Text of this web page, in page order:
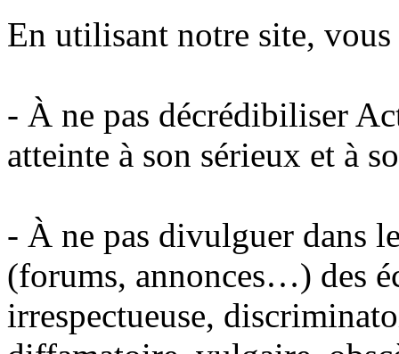
En utilisant notre site, vous
- À ne pas décrédibiliser
atteinte à son sérieux et à
- À ne pas divulguer dans
(forums, annonces…) des
irrespectueuse,